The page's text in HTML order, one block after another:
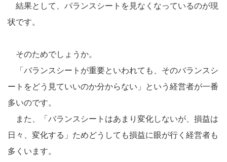
結果として、バランスシートを見なくなっているのが現
状です。
そのためでしょうか。
「バランスシートが重要といわれても、そのバランスシ
ートをどう見ていいのか分からない」という経営者が一番
多いのです。
また、「バランスシートはあまり変化しないが、損益は
日々、変化する」ためどうしても損益に眼が行く経営者も
多くいます。